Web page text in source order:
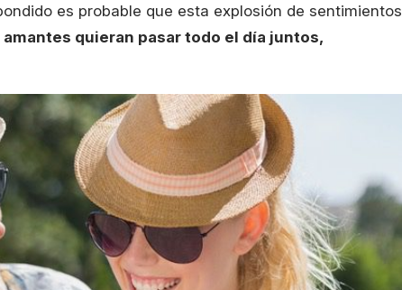
es probable que esta explosión de sentimientos
amantes quieran pasar todo el día juntos,